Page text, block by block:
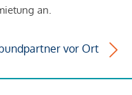
an.
vor Ort